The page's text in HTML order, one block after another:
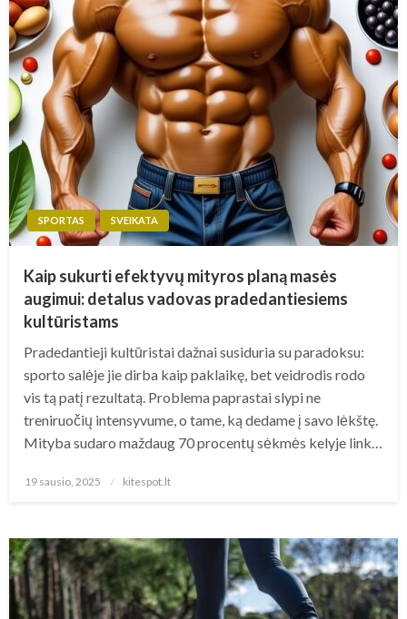
SPORTAS SVEIKATA
Kaip sukurti efektyvų mityros planą masės
augimui: detalus vadovas pradedantiesiems
kultūristams
Pradedantieji kultūristai dažnai susiduria su paradoksu:
sporto salėje jie dirba kaip paklaikę, bet veidrodis rodo
vis tą patį rezultatą. Problema paprastai slypi ne
treniruočių intensyvume, o tame, ką dedame į savo lėkštę.
Mityba sudaro maždaug 70 procentų sėkmės kelyje link…
Posted
19 sausio, 2025 kitespot.lt